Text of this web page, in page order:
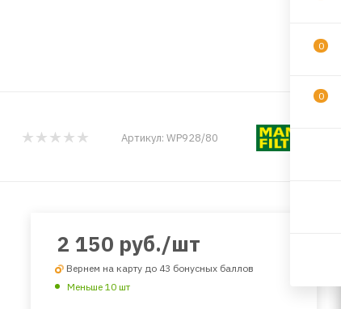
Артикул: WP928/80
2 150 руб./шт
Вернем на карту до 43 бонусных баллов
Меньше 10 шт
0
0